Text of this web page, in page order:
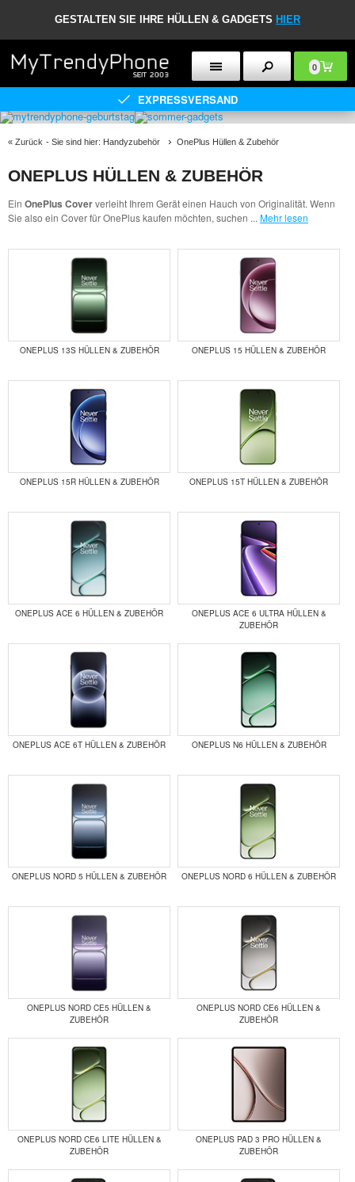
GESTALTEN SIE IHRE HÜLLEN & GADGETS HIER
0
EXPRESSVERSAND
« Zurück - Sie sind hier: Handyzubehör OnePlus Hüllen & Zubehör
ONEPLUS HÜLLEN & ZUBEHÖR
Ein OnePlus Coververleiht Ihrem Gerät einen Hauch von Originalität. Wenn
Sie also ein Cover für OnePlus kaufen möchten, suchen ... Mehr lesen
ONEPLUS 13S HÜLLEN & ZUBEHÖR ONEPLUS 15 HÜLLEN & ZUBEHÖR
ONEPLUS 15R HÜLLEN & ZUBEHÖR ONEPLUS 15T HÜLLEN & ZUBEHÖR
ONEPLUS ACE 6 HÜLLEN & ZUBEHÖR
ONEPLUS ACE 6 ULTRA HÜLLEN &
ZUBEHÖR
ONEPLUS ACE 6T HÜLLEN & ZUBEHÖR ONEPLUS N6 HÜLLEN & ZUBEHÖR
ONEPLUS NORD 5 HÜLLEN & ZUBEHÖR ONEPLUS NORD 6 HÜLLEN & ZUBEHÖR
ONEPLUS NORD CE5 HÜLLEN &
ZUBEHÖR
ONEPLUS NORD CE6 HÜLLEN &
ZUBEHÖR
ONEPLUS NORD CE6 LITE HÜLLEN &
ZUBEHÖR
ONEPLUS PAD 3 PRO HÜLLEN &
ZUBEHÖR